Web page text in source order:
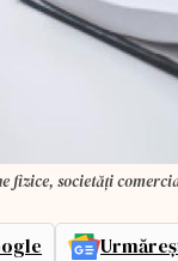
fizice, societăți